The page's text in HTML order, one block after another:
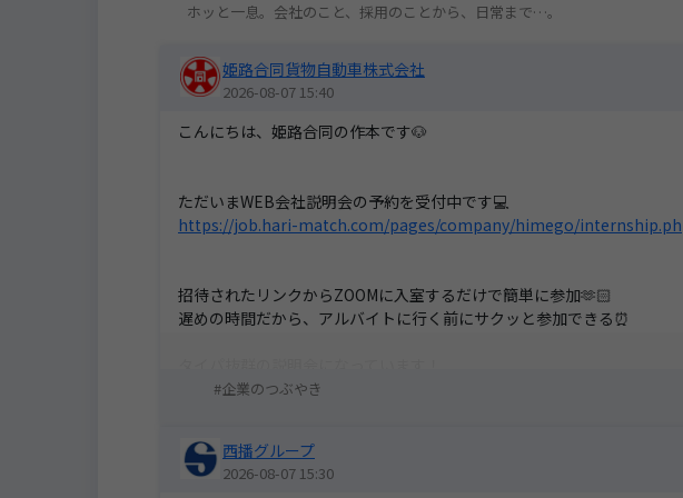
ホッと一息。会社のこと、採用のことから、日常まで…。
姫路合同貨物自動車株式会社
2026-08-07 15:40
こんにちは、姫路合同の作本です🐶
ただいまWEB会社説明会の予約を受付中です💻
https://job.hari-match.com/pages/company/himego/
招待されたリンクからZOOMに入室するだけで簡単に参加🫶🏻
遅めの時間だから、アルバイトに行く前にサクッと参加できる⏰
企業のつぶやき
西播グループ
2026-08-07 15:30